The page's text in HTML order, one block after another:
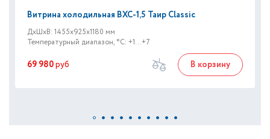
Витрина холодильная ВХС-1,5 Таир Classic
ДxШxВ: 1455x925x1180 мм
Температурный диапазон, °C: +1...+7
69 980руб В корзину